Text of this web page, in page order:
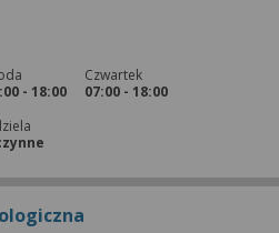
- 18:00
Czwartek
07:00 - 18:00